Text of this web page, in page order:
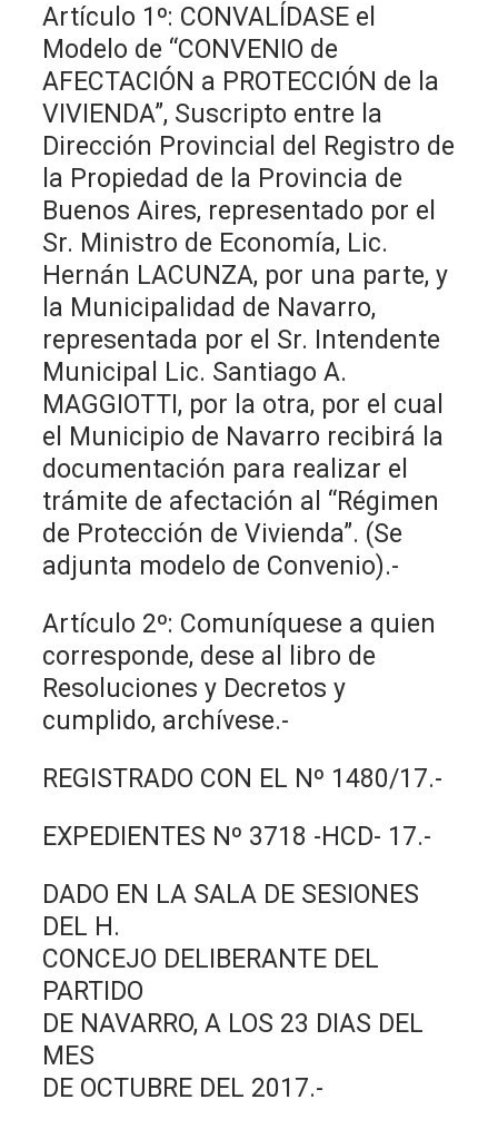
Artículo 1º: CONVALÍDASE el
Modelo de “CONVENIO de
AFECTACIÓN a PROTECCIÓN de la
VIVIENDA”, Suscripto entre la
Dirección Provincial del Registro de
la Propiedad de la Provincia de
Buenos Aires, representado por el
Sr. Ministro de Economía, Lic.
Hernán LACUNZA, por una parte, y
la Municipalidad de Navarro,
representada por el Sr. Intendente
Municipal Lic. Santiago A.
MAGGIOTTI, por la otra, por el cual
el Municipio de Navarro recibirá la
documentación para realizar el
trámite de afectación al “Régimen
de Protección de Vivienda”. (Se
adjunta modelo de Convenio).-
Artículo 2º: Comuníquese a quien
corresponde, dese al libro de
Resoluciones y Decretos y
cumplido, archívese.-
REGISTRADO CON EL Nº 1480/17.-
EXPEDIENTES Nº 3718 -HCD- 17.-
DADO EN LA SALA DE SESIONES
DEL H.
CONCEJO DELIBERANTE DEL
PARTIDO
DE NAVARRO, A LOS 23 DIAS DEL
MES
DE OCTUBRE DEL 2017.-